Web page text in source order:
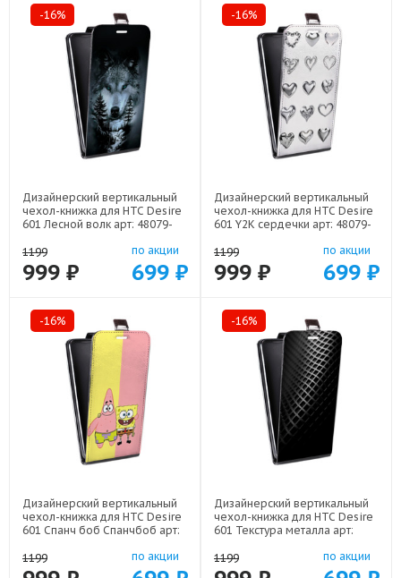
-16%
Дизайнерский вертикальный
чехол-книжка для HTC Desire
601 Лесной волк арт: 48079-
1199
999 ₽
по акции
699 ₽
-16%
Дизайнерский вертикальный
чехол-книжка для HTC Desire
601 Y2K сердечки арт: 48079-
1199
999 ₽
по акции
699 ₽
-16%
Дизайнерский вертикальный
чехол-книжка для HTC Desire
601 Спанч боб Спанчбоб арт:
1199
по акции
-16%
Дизайнерский вертикальный
чехол-книжка для HTC Desire
601 Текстура металла арт:
1199
по акции